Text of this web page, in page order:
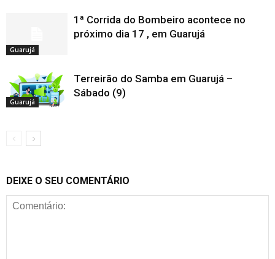
Guarujá
1ª Corrida do Bombeiro acontece no
próximo dia 17 , em Guarujá
Guarujá
Terreirão do Samba em Guarujá –
Sábado (9)
DEIXE O SEU COMENTÁRIO